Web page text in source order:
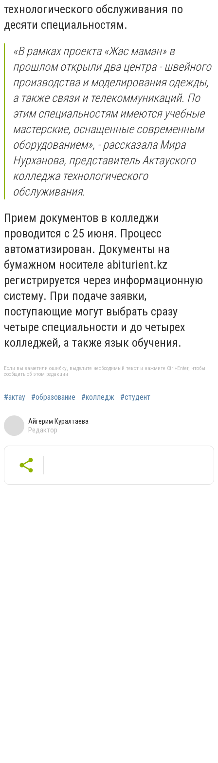
технологического обслуживания по
десяти специальностям.
«В рамках проекта «Жас маман» в
прошлом открыли два центра - швейного
производства и моделирования одежды,
а также связи и телекоммуникаций. По
этим специальностям имеются учебные
мастерские, оснащенные современным
оборудованием», - рассказала Мира
Нурханова, представитель Актауского
колледжа технологического
обслуживания.
Прием документов в колледжи
проводится с 25 июня. Процесс
автоматизирован. Документы на
бумажном носителе abiturient.kz
регистрируется через информационную
систему. При подаче заявки,
поступающие могут выбрать сразу
четыре специальности и до четырех
колледжей, а также язык обучения.
Если вы заметили ошибку, выделите необходимый текст и нажмите Ctrl+Enter, чтобы
сообщить об этом редакции
#актау #образование #колледж #студент
Айгерим Куралтаева
Редактор